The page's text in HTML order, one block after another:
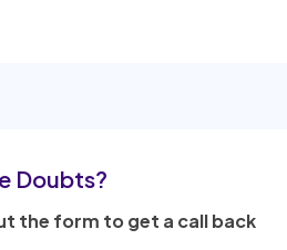
Doubts?
the form to get a call back